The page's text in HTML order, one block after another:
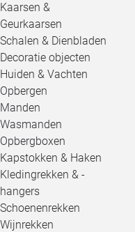
Kaarsen &
Geurkaarsen
Schalen & Dienbladen
Decoratie objecten
Huiden & Vachten
Opbergen
Manden
Wasmanden
Opbergboxen
Kapstokken & Haken
Kledingrekken & -
hangers
Schoenenrekken
Wijnrekken